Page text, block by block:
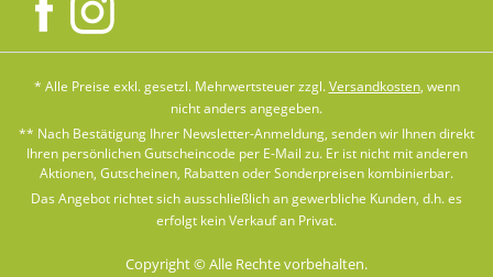
* Alle Preise exkl. gesetzl. Mehrwertsteuer zzgl.Versandkosten, wenn
nicht anders angegeben.
** Nach Bestätigung Ihrer Newsletter-Anmeldung, senden wir Ihnen direkt
Ihren persönlichen Gutscheincode per E-Mail zu. Er ist nicht mit anderen
Aktionen, Gutscheinen, Rabatten oder Sonderpreisen kombinierbar.
Das Angebot richtet sich ausschließlich an gewerbliche Kunden, d.h. es
erfolgt kein Verkauf an Privat.
Copyright © Alle Rechte vorbehalten.